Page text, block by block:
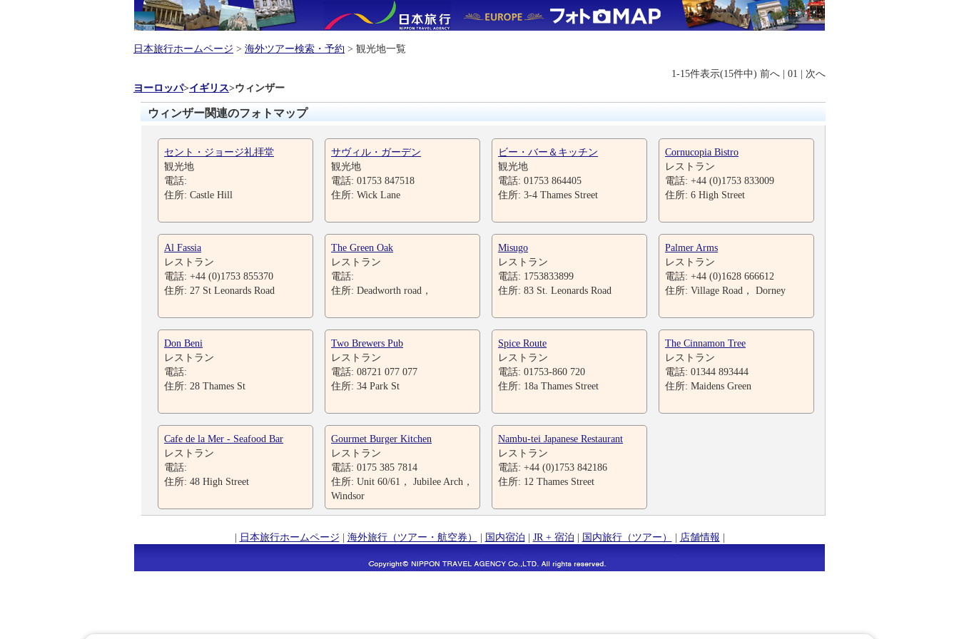
日本旅行ホームページ > 海外ツアー検索・予約 > 観光地一覧
1-15件表示(15件中) 前へ | 01 | 次へ
ヨーロッパ>イギリス>ウィンザー
ウィンザー関連のフォトマップ
セント・ジョージ礼拝堂
観光地
電話:
住所: Castle Hill
サヴィル・ガーデン
観光地
電話: 01753 847518
住所: Wick Lane
ビー・バー＆キッチン
観光地
電話: 01753 864405
住所: 3-4 Thames Street
Cornucopia Bistro
レストラン
電話: +44 (0)1753 833009
住所: 6 High Street
Al Fassia
レストラン
電話: +44 (0)1753 855370
住所: 27 St Leonards Road
The Green Oak
レストラン
電話:
住所: Deadworth road，
Misugo
レストラン
電話: 1753833899
住所: 83 St. Leonards Road
Palmer Arms
レストラン
電話: +44 (0)1628 666612
住所: Village Road， Dorney
Don Beni
レストラン
電話:
住所: 28 Thames St
Two Brewers Pub
レストラン
電話: 08721 077 077
住所: 34 Park St
Spice Route
レストラン
電話: 01753-860 720
住所: 18a Thames Street
The Cinnamon Tree
レストラン
電話: 01344 893444
住所: Maidens Green
Cafe de la Mer - Seafood Bar
レストラン
電話:
住所: 48 High Street
Gourmet Burger Kitchen
レストラン
電話: 0175 385 7814
住所: Unit 60/61， Jubilee Arch，
Windsor
Nambu-tei Japanese Restaurant
レストラン
電話: +44 (0)1753 842186
住所: 12 Thames Street
| 日本旅行ホームページ | 海外旅行（ツアー・航空券） | 国内宿泊 | JR + 宿泊 | 国内旅行（ツアー） | 店舗情報 |